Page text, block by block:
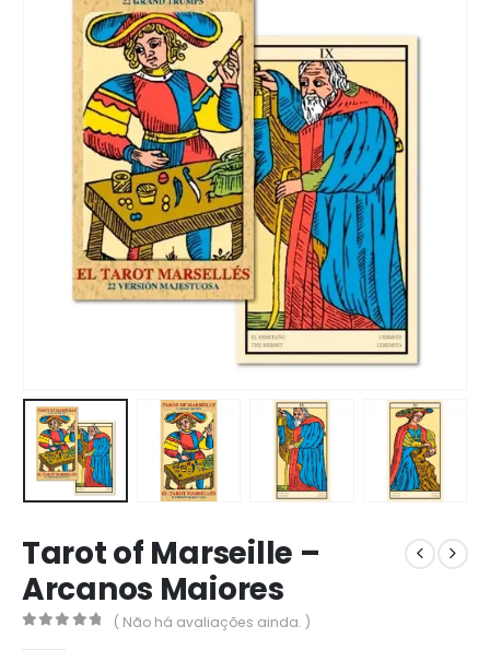
Tarot of Marseille –
Arcanos Maiores
( Não há avaliações ainda. )